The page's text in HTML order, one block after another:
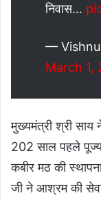
निवास…
— Vishnu
March 1,
मुख्यमंत्री श्री
202 साल पहले पूज्य
कबीर मठ की
जी ने आश्रम की